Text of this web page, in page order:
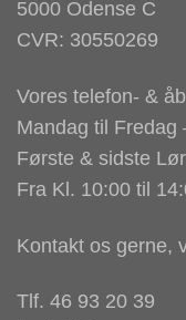
5000 Odense C
CVR: 30550269
Vores telefon- &
Mandag til Fredag
Første & sidste
Fra Kl. 10:00 til
Kontakt os gerne,
Tlf. 46 93 20 39